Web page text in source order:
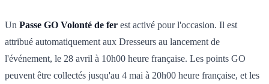
Un Passe GO Volonté de fer est activé pour l'occasion. Il est
attribué automatiquement aux Dresseurs au lancement de
l'événement, le 28 avril à 10h00 heure française. Les points GO
peuvent être collectés jusqu'au 4 mai à 20h00 heure française, et les